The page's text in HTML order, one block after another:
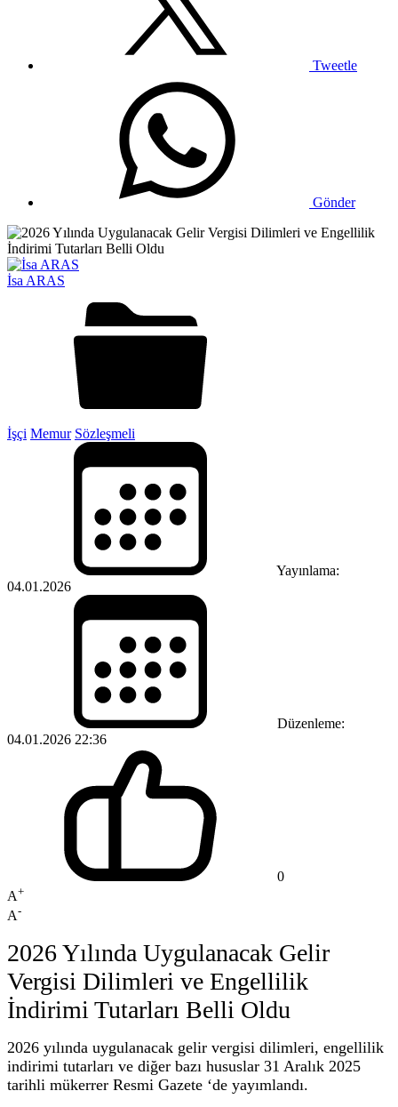
Tweetle
Gönder
İsa ARAS
İşçi Memur Sözleşmeli
Yayınlama:
04.01.2026
Düzenleme:
04.01.2026 22:36
0
A+
A-
2026 Yılında Uygulanacak Gelir
Vergisi Dilimleri ve Engellilik
İndirimi Tutarları Belli Oldu
2026 yılında uygulanacak gelir vergisi dilimleri, engellilik
indirimi tutarları ve diğer bazı hususlar 31 Aralık 2025
tarihli mükerrer Resmi Gazete ‘de yayımlandı.